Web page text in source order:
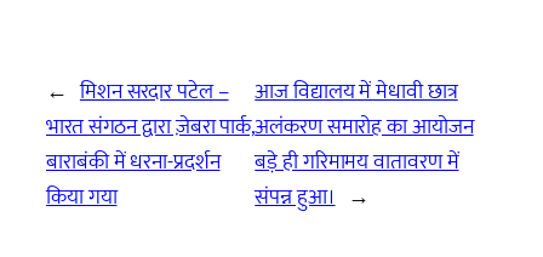
← मिशन सरदार पटेल –
भारत संगठन द्वारा ज़ेबरा पार्क,
बाराबंकी में धरना-प्रदर्शन
किया गया
आज विद्यालय में मेधावी छात्र
अलंकरण समारोह का आयोजन
बड़े ही गरिमामय वातावरण में
संपन्न हुआ। →